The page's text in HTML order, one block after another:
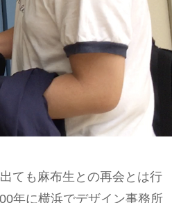
ても麻布生との再会とは行
年に横浜でデザイン事務所